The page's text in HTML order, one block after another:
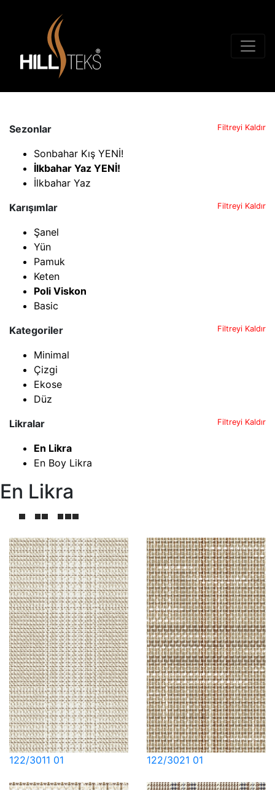
Sezonlar Filtreyi Kaldır
Sonbahar Kış YENİ!
İlkbahar Yaz YENİ!
İlkbahar Yaz
Karışımlar
Filtreyi Kaldır
Şanel
Yün
Pamuk
Keten
Poli Viskon
Basic
Kategoriler
Filtreyi Kaldır
Minimal
Çizgi
Ekose
Düz
Likralar
Filtreyi Kaldır
En Likra
En Boy Likra
En Likra
122/3011 01 122/3021 01